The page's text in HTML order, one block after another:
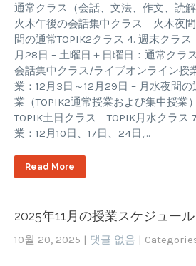
通常クラス（会話、文法、作文、読
火木午後の会話集中クラス – 火木夜
間の通常TOPIK2クラス 4. 週末クラス
月28日 – 土曜日＋日曜日：通常クラ
会話集中クラス/ライブオンライン授
業：12月3日～12月29日 – 月水夜間の
業（TOPIK2通常授業および集中授業
TOPIK土日クラス – TOPIK月水クラス
業：12月10日、17日、24日,…
Read More
2025年11月の授業スケジュール
10월 20, 2025 | 댓글 없음 |